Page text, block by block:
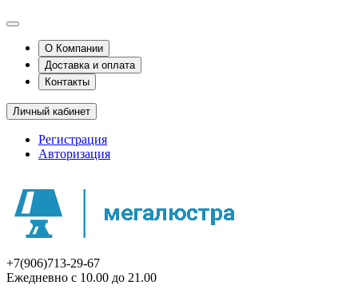
О Компании
Доставка и оплата
Контакты
Личный кабинет
Регистрация
Авторизация
+7(906)713-29-67
Ежедневно с 10.00 до 21.00